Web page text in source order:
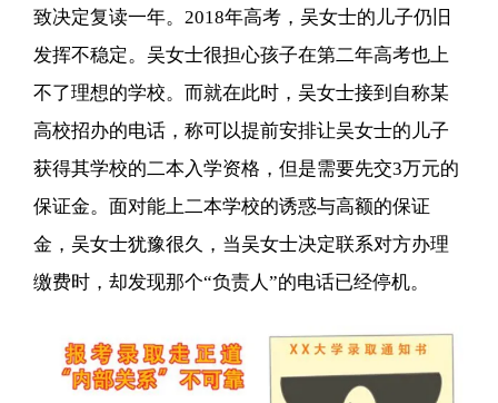
致决定复读一年。2018年高考，吴女士的儿子仍旧
发挥不稳定。吴女士很担心孩子在第二年高考也上
不了理想的学校。而就在此时，吴女士接到自称某
高校招办的电话，称可以提前安排让吴女士的儿子
获得其学校的二本入学资格，但是需要先交3万元的
保证金。面对能上二本学校的诱惑与高额的保证
金，吴女士犹豫很久，当吴女士决定联系对方办理
缴费时，却发现那个“负责人”的电话已经停机。